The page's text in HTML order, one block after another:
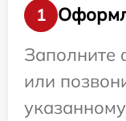
1
Заполните
или